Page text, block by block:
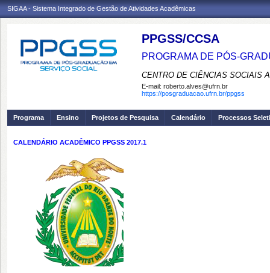
SIGAA - Sistema Integrado de Gestão de Atividades Acadêmicas
PPGSS/CCSA
PROGRAMA DE PÓS-
CENTRO DE CIÊNCIAS SOCIAIS
E-mail: roberto.alves@ufrn.br
https://posgraduacao.ufrn.br/ppgss
Programa Ensino Projetos de Pesquisa Calendário Processos
CALENDÁRIO ACADÊMICO PPGSS 2017.1